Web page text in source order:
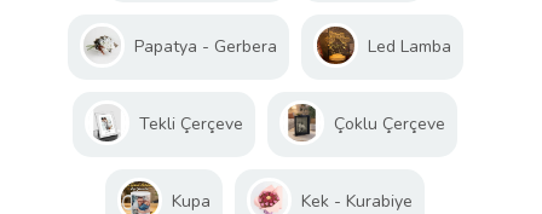
Papatya - Gerbera Led Lamba
Tekli Çerçeve Çoklu Çerçeve
Kupa Kek - Kurabiye